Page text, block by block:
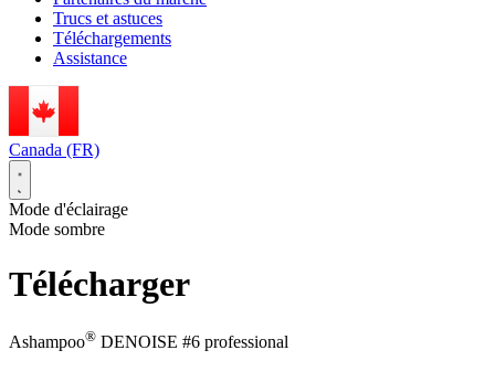
Trucs et astuces
Téléchargements
Assistance
Canada (FR)
Mode d'éclairage
Mode sombre
Télécharger
Ashampoo® DENOISE #6 professional